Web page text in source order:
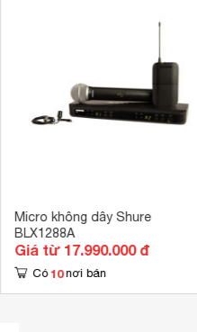
Micro không dây Shure
BLX1288A
Giá từ 17.990.000 đ
Có 10 nơi bán